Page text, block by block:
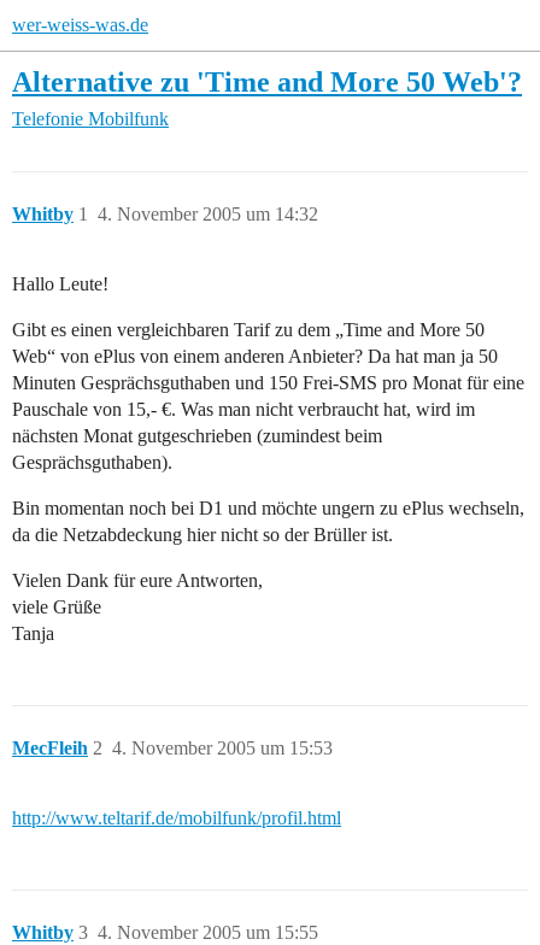
wer-weiss-was.de
Alternative zu 'Time and More 50 Web'?
Telefonie Mobilfunk
Whitby 4. November 2005 um 14:32
1
Hallo Leute!
Gibt es einen vergleichbaren Tarif zu dem „Time and More 50
Web“ von ePlus von einem anderen Anbieter? Da hat man ja 50
Minuten Gesprächsguthaben und 150 Frei-SMS pro Monat für eine
Pauschale von 15,- €. Was man nicht verbraucht hat, wird im
nächsten Monat gutgeschrieben (zumindest beim
Gesprächsguthaben).
Bin momentan noch bei D1 und möchte ungern zu ePlus wechseln,
da die Netzabdeckung hier nicht so der Brüller ist.
Vielen Dank für eure Antworten,
viele Grüße
Tanja
MecFleih 4. November 2005 um 15:53
2
http://www.teltarif.de/mobilfunk/profil.html
Whitby 4. November 2005 um 15:55
3